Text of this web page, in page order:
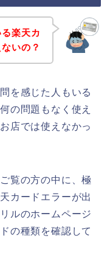
楽天カ
いの？
を感じた人もいる
の問題もなく使え
店では使えなかっ
覧の方の中に、極
カードエラーが出
ルのホームページ
の種類を確認して